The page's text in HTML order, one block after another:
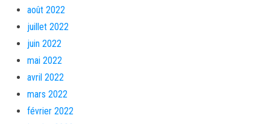
août 2022
juillet 2022
juin 2022
mai 2022
avril 2022
mars 2022
février 2022